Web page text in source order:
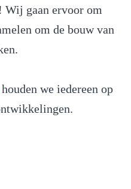
Wij gaan ervoor om
om de bouw van
houden we iedereen op